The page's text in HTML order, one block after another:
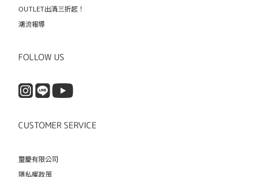
OUTLET出清三折起！
潮流報導
FOLLOW US
CUSTOMER SERVICE
璽慶有限公司
隱私權政策